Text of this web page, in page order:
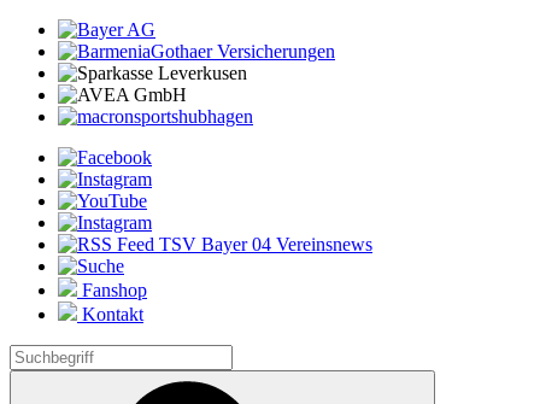
Fanshop
Kontakt